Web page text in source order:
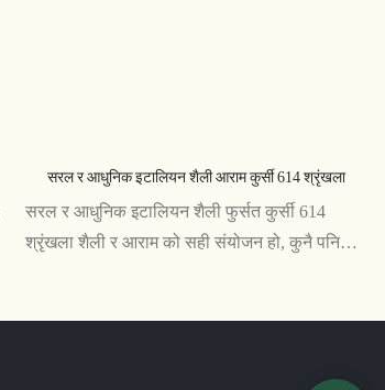
सरल र आधुनिक इटालियन शैली आराम कुर्सी 614 श्रृंखला
सरल र आधुनिक इटालियन शैली फुर्सत कुर्सी 614
श्रृंखला शैली र आराम को सही संयोजन हो, कुनै पनि